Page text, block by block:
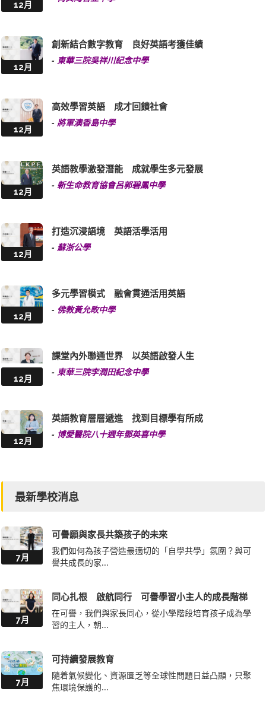
12月
12月
創新結合數字教育 良好英語考獲佳績
- 東華三院吳祥川紀念中學
12月
高效學習英語 成才回饋社會
- 將軍澳香島中學
12月
英語教學激發潛能 成就學生多元發展
- 新生命教育協會呂郭碧鳳中學
12月
打造沉浸語境 英語活學活用
- 蘇浙公學
12月
多元學習模式 融會貫通活用英語
- 佛教黃允畋中學
12月
課堂內外聯通世界 以英語啟發人生
- 東華三院李潤田紀念中學
12月
英語教育層層遞進 找到目標學有所成
- 博愛醫院八十週年鄧英喜中學
最新學校消息
7月
可譽願與家長共築孩子的未來
我們如何為孩子營造最適切的「自學共學」氛圍？與可
譽共成長的家...
7月
同心扎根 啟航同行 可譽學習小主人的成長階梯
在可譽，我們與家長同心，從小學階段培育孩子成為學
習的主人，朝...
7月
可持續發展教育
隨着氣候變化、資源匱乏等全球性問題日益凸顯，只聚
焦環境保護的...